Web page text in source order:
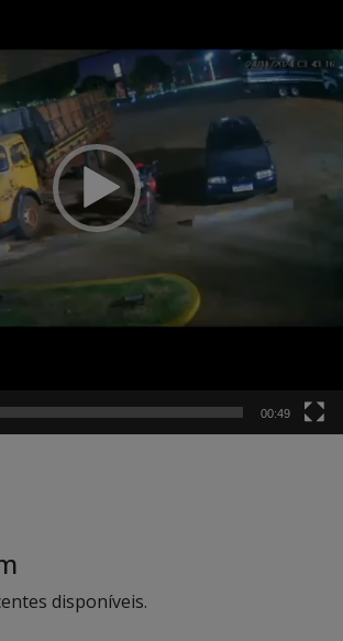
00:49
disponíveis.